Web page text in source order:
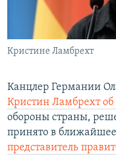
ПОБЕДИТЕЛЕЙ НЕ СУДЯТ?
КРЫМ.НЕПОКОРЕННЫЙ
ELIFBE
ПРИСОЕДИНЯЙТЕСЬ!
Все сайты RFE/RL
Кристине Ламбрехт
Канцлер Германии
Кристин Ламбрехт об
обороны страны,
принято в
представитель